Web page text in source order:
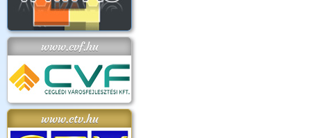
www.cvf.hu
www.ctv.hu